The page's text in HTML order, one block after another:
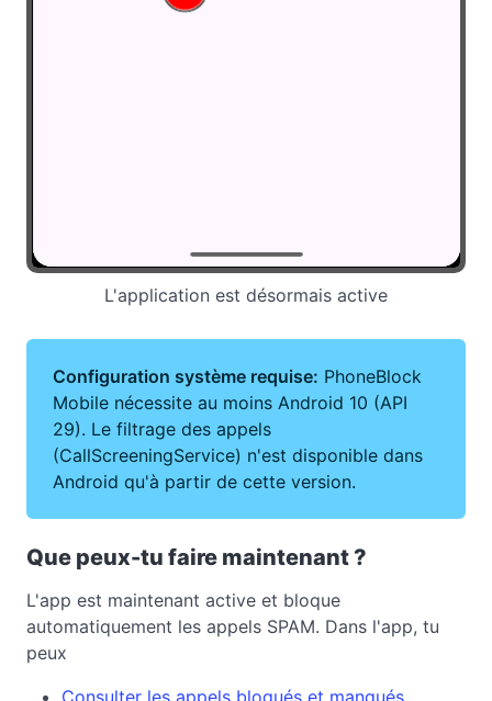
L'application est désormais active
Configuration système requise: PhoneBlock
Mobile nécessite au moins Android 10 (API
29). Le filtrage des appels
(CallScreeningService) n'est disponible dans
Android qu'à partir de cette version.
Que peux-tu faire maintenant ?
L'app est maintenant active et bloque
automatiquement les appels SPAM. Dans l'app, tu
peux